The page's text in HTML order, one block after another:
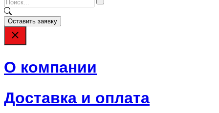
Оставить заявку
О компании
Доставка и оплата